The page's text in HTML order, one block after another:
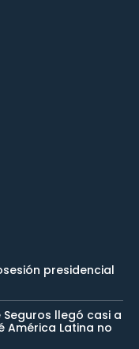
presidencial
llegó casi a
América Latina no